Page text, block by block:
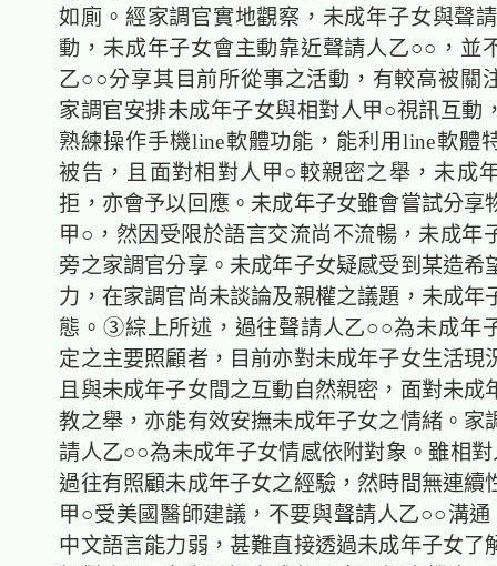
如廁。經家調官實地觀察，未成年子女與聲
動，未成年子女會主動靠近聲請人乙○○，並
乙○○分享其目前所從事之活動，有較高被關
家調官安排未成年子女與相對人甲○視訊互動
熟練操作手機line軟體功能，能利用line軟體
被告，且面對相對人甲○較親密之舉，未成
拒，亦會予以回應。未成年子女雖會嘗試分享
甲○，然因受限於語言交流尚不流暢，未成年
旁之家調官分享。未成年子女疑感受到某造希
力，在家調官尚未談論及親權之議題，未成年
態。③綜上所述，過往聲請人乙○○為未成年
定之主要照顧者，目前亦對未成年子女生活現
且與未成年子女間之互動自然親密，面對未成
教之舉，亦能有效安撫未成年子女之情緒。家
請人乙○○為未成年子女情感依附對象。雖相
過往有照顧未成年子女之經驗，然時間無連續
甲○受美國醫師建議，不要與聲請人乙○○溝
中文語言能力弱，甚難直接透過未成年子女了